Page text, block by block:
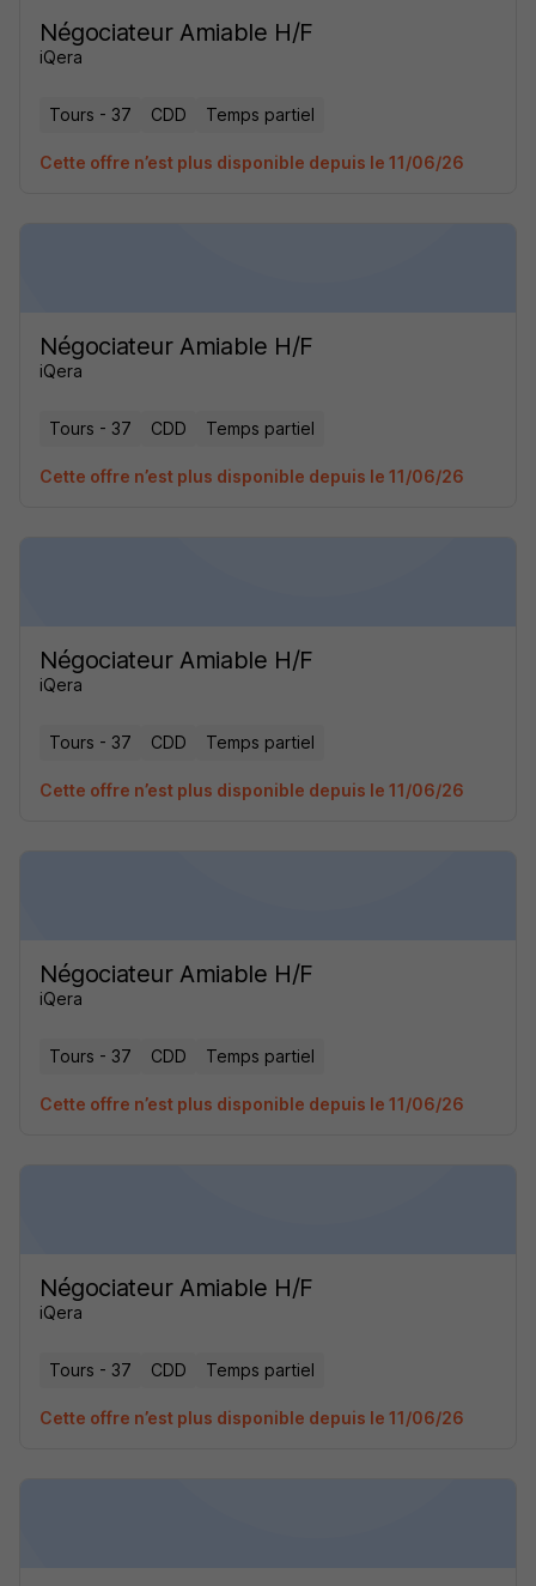
Négociateur Amiable H/F
iQera
Tours - 37 CDD Temps partiel
Cette offre n’est plus disponible depuis le 11/06/26
Négociateur Amiable H/F
iQera
Tours - 37 CDD Temps partiel
Cette offre n’est plus disponible depuis le 11/06/26
Négociateur Amiable H/F
iQera
Tours - 37 CDD Temps partiel
Cette offre n’est plus disponible depuis le 11/06/26
Négociateur Amiable H/F
iQera
Tours - 37 CDD Temps partiel
Cette offre n’est plus disponible depuis le 11/06/26
Négociateur Amiable H/F
iQera
Tours - 37 CDD Temps partiel
Cette offre n’est plus disponible depuis le 11/06/26